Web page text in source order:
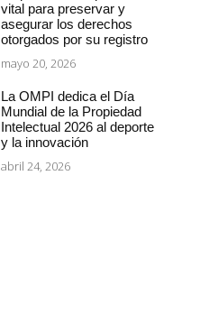
vital para preservar y
asegurar los derechos
otorgados por su registro
mayo 20, 2026
La OMPI dedica el Día
Mundial de la Propiedad
Intelectual 2026 al deporte
y la innovación
abril 24, 2026